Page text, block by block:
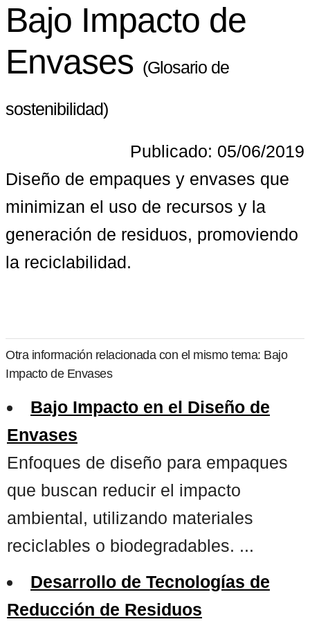
Bajo Impacto de
Envases (Glosario de
sostenibilidad)
Publicado: 05/06/2019
Diseño de empaques y envases que
minimizan el uso de recursos y la
generación de residuos, promoviendo
la reciclabilidad.
Otra información relacionada con el mismo tema: Bajo
Impacto de Envases
Bajo Impacto en el Diseño de
Envases
Enfoques de diseño para empaques
que buscan reducir el impacto
ambiental, utilizando materiales
reciclables o biodegradables. ...
Desarrollo de Tecnologías de
Reducción de Residuos